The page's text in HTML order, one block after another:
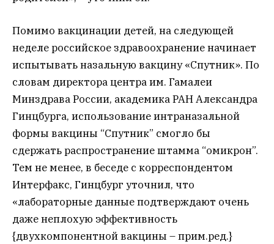
Помимо вакцинации детей, на следующей
неделе российское здравоохранение начинает
испытывать назальную вакцину «Спутник». По
словам директора центра им. Гамалеи
Минздрава России, академика РАН Александра
Гинцбурга, использование интраназальной
формы вакцины “Спутник” смогло бы
сдержать распространение штамма “омикрон”.
Тем не менее, в беседе с корреспондентом
Интерфакс, Гинцбург уточнил, что
«лабораторные данные подтверждают очень
даже неплохую эффективность
{двухкомпонентной вакцины – прим.ред.}